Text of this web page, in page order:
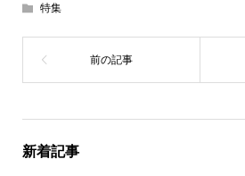
特集
新着記事